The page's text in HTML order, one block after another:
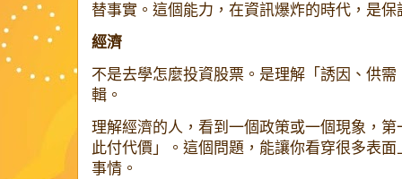
替事實。這個能力，在資訊爆炸的時代，是
經濟
不是去學怎麼投資股票。是理解「誘因、供
輯。
理解經濟的人，看到一個政策或一個現象，
此付代價」。這個問題，能讓你看穿很多表
事情。